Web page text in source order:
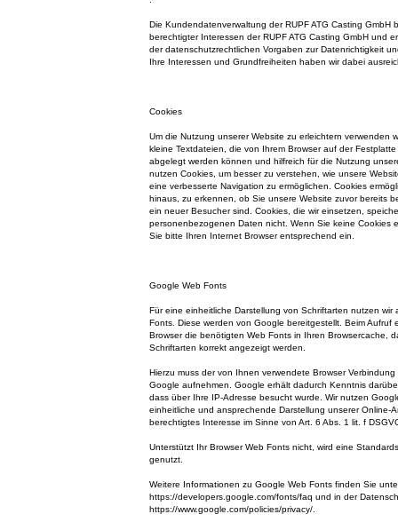
Die Kundendatenverwaltung der RUPF ATG Casting GmbH
berechtigter Interessen der RUPF ATG Casting GmbH und
der datenschutzrechtlichen Vorgaben zur Datenrichtigkeit
Ihre Interessen und Grundfreiheiten haben wir dabei
Cookies
Um die Nutzung unserer Website zu erleichtern verwenden
kleine Textdateien, die von Ihrem Browser auf der
abgelegt werden können und hilfreich für die Nutzung
nutzen Cookies, um besser zu verstehen, wie unsere
eine verbesserte Navigation zu ermöglichen. Cookies
hinaus, zu erkennen, ob Sie unsere Website zuvor bereits
ein neuer Besucher sind. Cookies, die wir einsetzen,
personenbezogenen Daten nicht. Wenn Sie keine Cookies
Sie bitte Ihren Internet Browser entsprechend ein.
Google Web Fonts
Für eine einheitliche Darstellung von Schriftarten nutzen wir
Fonts. Diese werden von Google bereitgestellt. Beim Aufruf
Browser die benötigten Web Fonts in Ihren Browsercache,
Schriftarten korrekt angezeigt werden.
Hierzu muss der von Ihnen verwendete Browser
Google aufnehmen. Google erhält dadurch Kenntnis
dass über Ihre IP-Adresse besucht wurde. Wir nutzen
einheitliche und ansprechende Darstellung unserer Online-
berechtigtes Interesse im Sinne von Art. 6 Abs. 1 lit. f
Unterstützt Ihr Browser Web Fonts nicht, wird eine
genutzt.
Weitere Informationen zu Google Web Fonts finden Sie
https://developers.google.com/fonts/faq und in der
https://www.google.com/policies/privacy/.